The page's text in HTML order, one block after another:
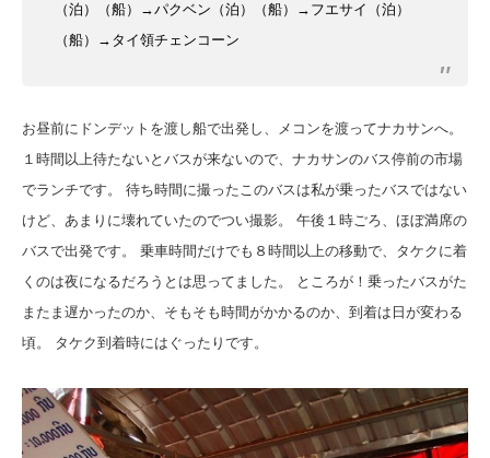
（泊）（船）→パクベン（泊）（船）→フエサイ（泊）
（船）→タイ領チェンコーン
お昼前にドンデットを渡し船で出発し、メコンを渡ってナカサンへ。
１時間以上待たないとバスが来ないので、ナカサンのバス停前の市場
でランチです。 待ち時間に撮ったこのバスは私が乗ったバスではない
けど、あまりに壊れていたのでつい撮影。 午後１時ごろ、ほぼ満席の
バスで出発です。 乗車時間だけでも８時間以上の移動で、タケクに着
くのは夜になるだろうとは思ってました。 ところが！乗ったバスがた
またま遅かったのか、そもそも時間がかかるのか、到着は日が変わる
頃。 タケク到着時にはぐったりです。